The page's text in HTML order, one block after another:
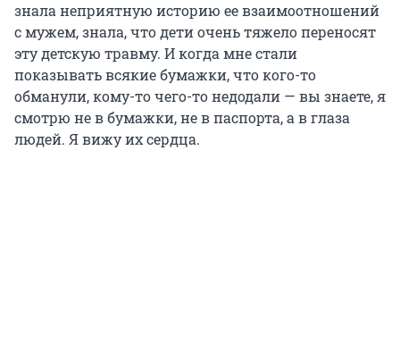
знала неприятную историю ее взаимоотношений
с мужем, знала, что дети очень тяжело переносят
эту детскую травму. И когда мне стали
показывать всякие бумажки, что кого-то
обманули, кому-то чего-то недодали — вы знаете, я
смотрю не в бумажки, не в паспорта, а в глаза
людей. Я вижу их сердца.